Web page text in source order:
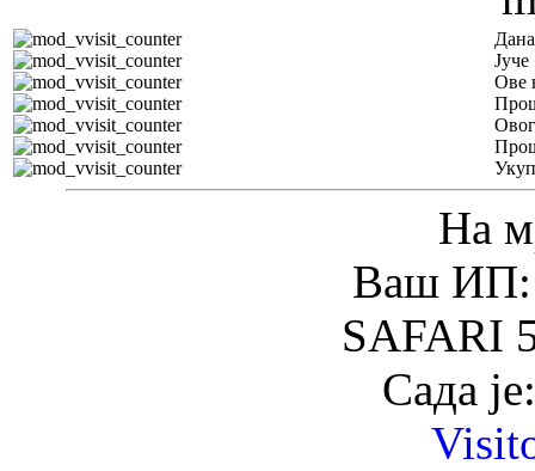
Јуче
Ове
На
Ваш ИП:
SAFARI
Сада